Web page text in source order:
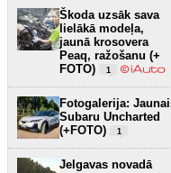
Škoda uzsāk sava
lielākā modeļa,
jaunā krosovera
Peaq, ražošanu (+
FOTO)
1
Fotogalerija:
Subaru Uncharted
(+FOTO)
1
Jelgavas novadā